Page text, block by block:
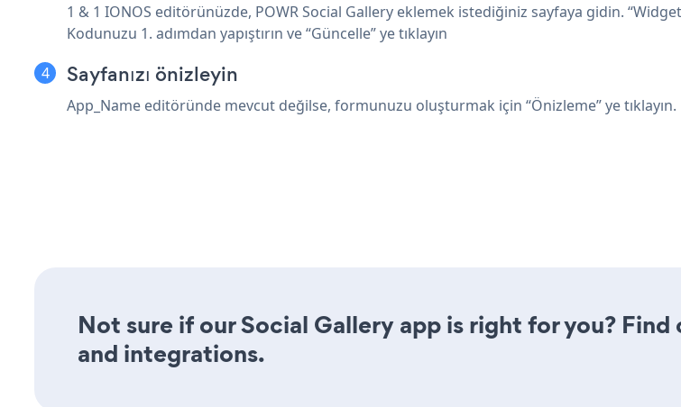
1 & 1 IONOS editörünüzde, POWR Social Gallery eklemek istediğiniz sayfaya gidin.
Kodunuzu 1. adımdan yapıştırın ve “Güncelle” ye tıklayın
Sayfanızı önizleyin
App_Name editöründe mevcut değilse, formunuzu oluşturmak için “Önizleme” ye tıklayın.
Not sure if our Social Gallery app is right for you?
and integrations.